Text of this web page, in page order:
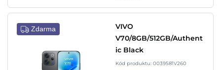
Zdarma
VIVO
V70/8GB/512GB/Authent
ic Black
Kód produktu: 0039581V260